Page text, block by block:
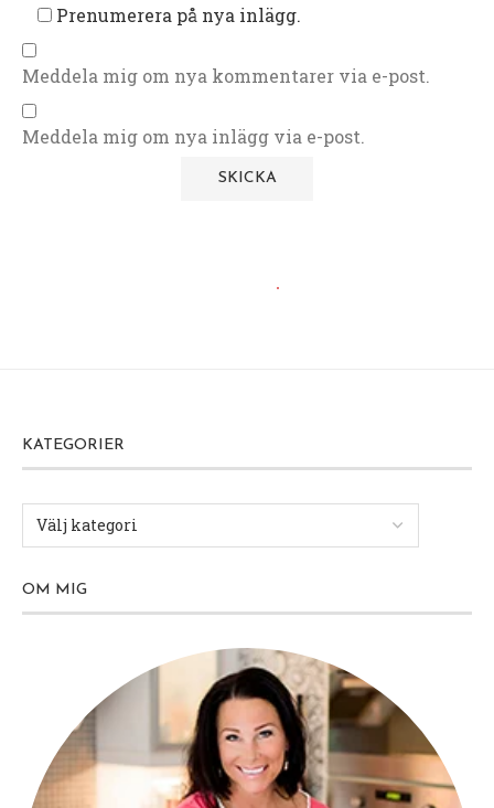
Prenumerera på nya inlägg.
Meddela mig om nya kommentarer via e-post.
Meddela mig om nya inlägg via e-post.
KATEGORIER
OM MIG